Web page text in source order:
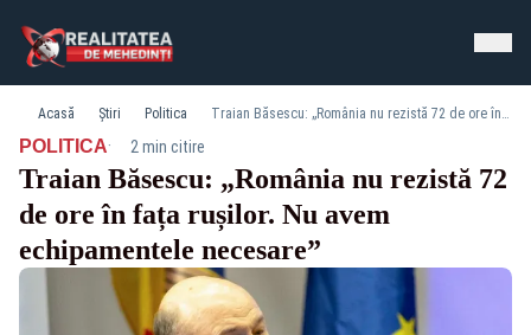
Acasă Știri Politica Traian Băsescu: „România nu rezistă 72 de ore în fața rușilor. Nu avem echipamentele necesare”
POLITICA· 2 min citire
Traian Băsescu: „România nu rezistă 72
de ore în fața rușilor. Nu avem
echipamentele necesare”